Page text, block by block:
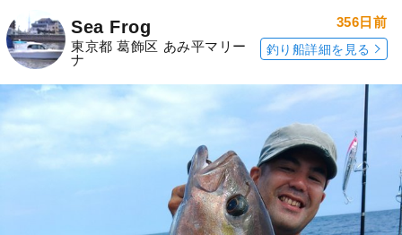
Sea Frog
東京都 葛飾区 あみ平マリー
ナ
356日前
釣り船詳細を見る